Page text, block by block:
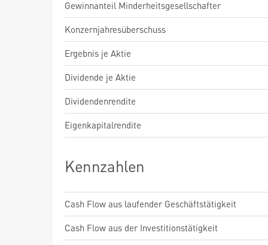
Gewinnanteil Minderheitsgesellschafter
Konzernjahresüberschuss
Ergebnis je Aktie
Dividende je Aktie
Dividendenrendite
Eigenkapitalrendite
Kennzahlen
Cash Flow aus laufender Geschäftstätigkeit
Cash Flow aus der Investitionstätigkeit